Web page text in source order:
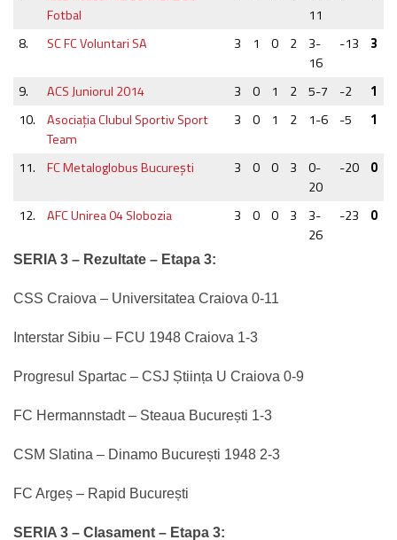
Fotbal
11
8. SC FC Voluntari SA 3 1 0 2
3-
16
-13 3
9. ACS Juniorul 2014 3 0 1 2 5-7 -2
1
10.
Asociaţia Clubul Sportiv Sport
Team
3 0 1 2 1-6 -5 1
11. FC Metaloglobus Bucureşti 3 0 0 3
0-
20
-20 0
12. AFC Unirea 04 Slobozia 3 0 0 3
3-
26
-23 0
SERIA 3 – Rezultate – Etapa 3:
CSS Craiova – Universitatea Craiova 0-11
Interstar Sibiu – FCU 1948 Craiova 1-3
Progresul Spartac – CSJ Știința U Craiova 0-9
FC Hermannstadt – Steaua București 1-3
CSM Slatina – Dinamo București 1948 2-3
FC Argeș – Rapid București
SERIA 3 – Clasament – Etapa 3: